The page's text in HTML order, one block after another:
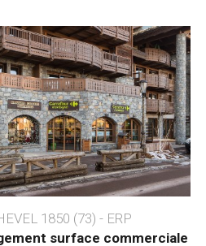
1850 (73) - ERP
surface commerciale